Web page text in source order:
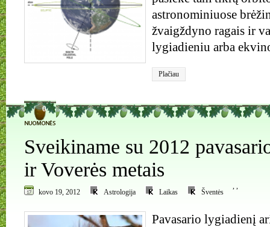
astronominiuose
žvaigždyno ragais ir
lygiadieniu arba
Plačiau
0
Sveikiname su 2012
ir Voverės metais
kovo 19, 2012 Astrologija
,
Laikas
,
Šventės
Pavasario lygiadienį